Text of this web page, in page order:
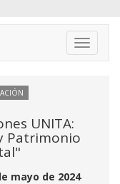
Toggle
UNITA:
Patrimonio
mayo de 2024